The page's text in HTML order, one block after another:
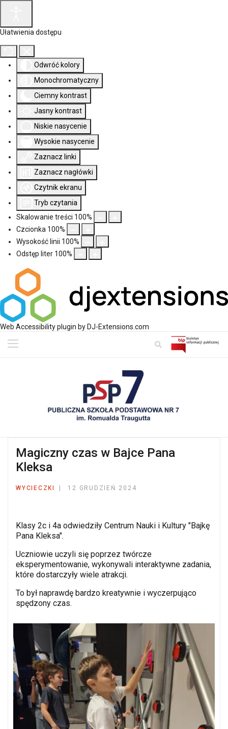
Ułatwienia dostępu
Odwróć kolory
Monochromatyczny
Ciemny kontrast
Jasny kontrast
Niskie nasycenie
Wysokie nasycenie
Zaznacz linki
Zaznacz nagłówki
Czytnik ekranu
Tryb czytania
Skalowanie treści 100%
Czcionka 100%
Wysokość linii 100%
Odstęp liter 100%
Web Accessibility plugin by DJ-Extensions.com
Magiczny czas w Bajce Pana
Kleksa
WYCIECZKI 12 GRUDZIEŃ 2024
Klasy 2c i 4a odwiedziły Centrum Nauki i Kultury "Bajkę
Pana Kleksa".
Uczniowie uczyli się poprzez twórcze
eksperymentowanie, wykonywali interaktywne zadania,
które dostarczyły wiele atrakcji.
To był naprawdę bardzo kreatywnie i wyczerpująco
spędzony czas.